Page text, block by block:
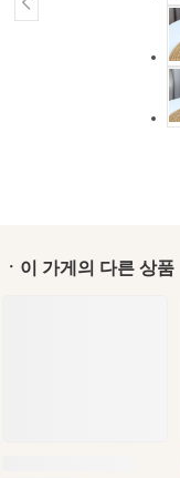
ㆍ이 가게의 다른 상품